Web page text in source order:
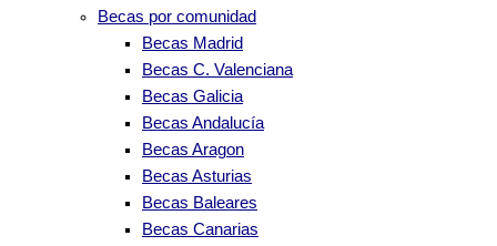
Becas por comunidad
Becas Madrid
Becas C. Valenciana
Becas Galicia
Becas Andalucía
Becas Aragon
Becas Asturias
Becas Baleares
Becas Canarias